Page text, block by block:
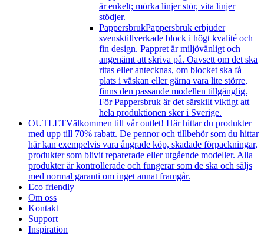
är enkelt; mörka linjer stör, vita linjer
stödjer.
PappersbrukPappersbruk erbjuder
svensktillverkade block i högt kvalité och
fin design. Pappret är miljövänligt och
angenämt att skriva på. Oavsett om det ska
ritas eller antecknas, om blocket ska få
plats i väskan eller gärna vara lite större,
finns den passande modellen tillgänglig.
För Pappersbruk är det särskilt viktigt att
hela produktionen sker i Sverige.
OUTLETVälkommen till vår outlet! Här hittar du produkter
med upp till 70% rabatt. De pennor och tillbehör som du hittar
här kan exempelvis vara ångrade köp, skadade förpackningar,
produkter som blivit reparerade eller utgående modeller. Alla
produkter är kontrollerade och fungerar som de ska och säljs
med normal garanti om inget annat framgår.
Eco friendly
Om oss
Kontakt
Support
Inspiration